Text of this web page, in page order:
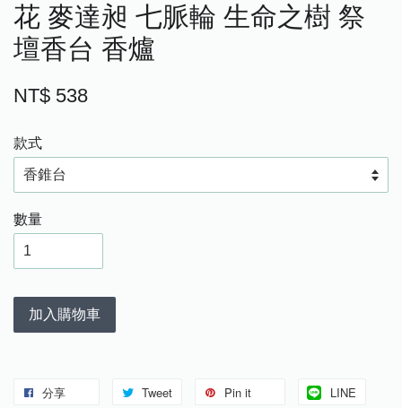
花 麥達昶 七脈輪 生命之樹 祭
壇香台 香爐
NT$ 538
款式
數量
加入購物車
分享 Tweet Pin it LINE